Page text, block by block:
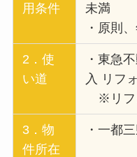
用条件
未満
・原則
2．使
い道
・東急
入 リフ
※リフ
3．物
件所在
・一都